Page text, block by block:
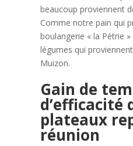
beaucoup proviennent
Comme notre pain qui
boulangerie « la Pétrie
légumes qui
Muizon.
Gain de
d’efficacité
plateaux
réunion